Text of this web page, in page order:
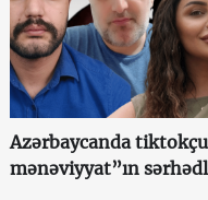
Azərbaycanda
mənəviyyat”ın